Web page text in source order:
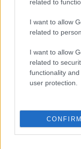
related to
I want to allow
related to
I want to allow
related to
functionality
user protection.
CONFIRM